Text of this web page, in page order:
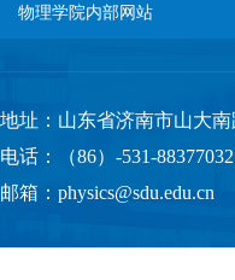
物理学院内部网站
地址：山东省济南市山大南
电话：（86）-531-
邮箱：physics@sdu.edu.cn